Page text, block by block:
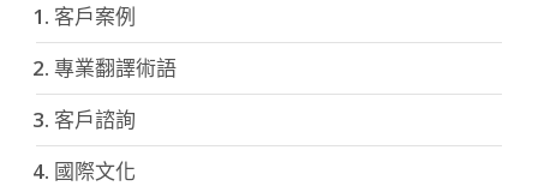
客戶案例
專業翻譯術語
客戶諮詢
國際文化